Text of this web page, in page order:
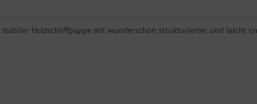
Holzschliffpappe mit wunderschön strukturierter und leicht